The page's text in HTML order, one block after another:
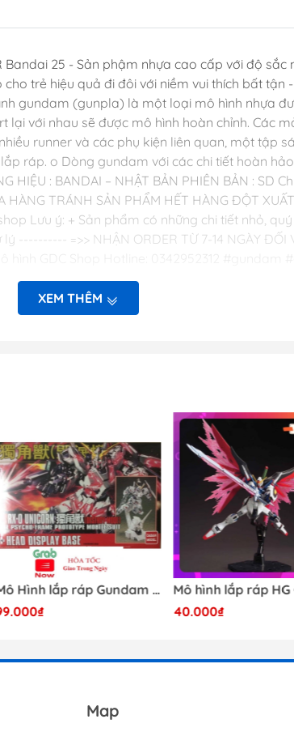
Sơn Jumpwind
Dụng Cụ Ustar - Phụ
Mô Hình
Phụ kiện Tamiya
Bút kẻ ( tô, bút lông,
Sơn, Dụng Cụ Mr
Sơn Vallejo Tây Ba
Bandai 25 - Sản phậm nhựa cao cấp với độ
trẻ hiệu quả đi đôi với niềm vui thích bất tận
gundam (gunpla) là một loại mô hình nhựa
với nhau sẽ được mô hình hoàn chỉnh. Các
runner và các phụ kiện liên quan, một tập
ráp. o Dòng gundam với các chi tiết hoàn
: BANDAI – NHẬT BẢN PHIÊN BẢN : SD
HÀNG TRÁNH SẢN PHẨM HẾT HÀNG ĐỘT
Lưu ý: + Sản phẩm có những chi tiết nhỏ,
=>> NHẬN ORDER TỪ 7-14 NGÀY ĐỐI
XEM THÊM
Mô Hình lắp ráp Gundam HG RX-0 Unicorn Gundam Destroy Mode 100 Daban
40.000₫
Map